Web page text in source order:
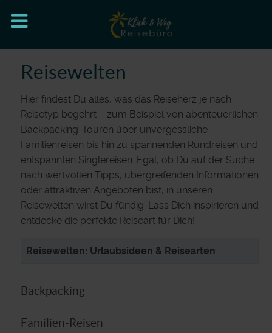
Reisewelten
Hier findest Du alles, was das Reiseherz je nach
Reisetyp begehrt – zum Beispiel von abenteuerlichen
Backpacking-Touren über unvergessliche
Familienreisen bis hin zu spannenden Rundreisen und
entspannten Singlereisen. Egal, ob Du auf der Suche
nach wertvollen Tipps, übergreifenden Informationen
oder attraktiven Angeboten bist, in unseren
Reisewelten wirst Du fündig. Lass Dich inspirieren und
entdecke die perfekte Reiseart für Dich!
Beiträge
Titel
Reisewelten: Urlaubsideen & Reisearten
Backpacking
Familien-Reisen